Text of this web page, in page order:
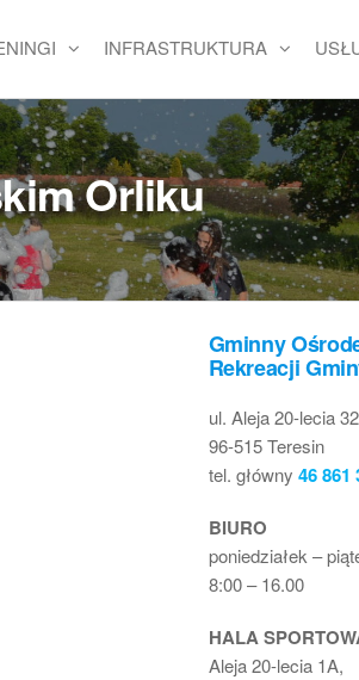
INFRASTRUKTURA
Orliku
Gminny
Rekreacji
ul. Aleja 20-lecia 32
96-515 Teresin
tel. główny 46 861
BIURO
poniedziałek –
8:00 – 16.00
HALA
Aleja 20-lecia 1A,